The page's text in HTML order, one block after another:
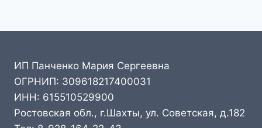
ИП Панченко Мария Сергеевна
ОГРНИП: 309618217400031
ИНН: 615510529900
Ростовская обл., г.Шахты, ул. Советская, д.182